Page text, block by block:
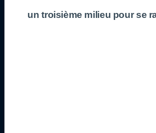
un troisième milieu pour se